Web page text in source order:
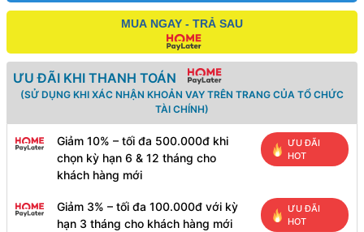
MUA NGAY - TRẢ SAU
ƯU ĐÃI KHI THANH TOÁN
(SỬ DỤNG KHI XÁC NHẬN KHOẢN VAY TRÊN TRANG CỦA TỔ CHỨC
TÀI CHÍNH)
Giảm 10% – tối đa 500.000đ khi
chọn kỳ hạn 6 & 12 tháng cho
khách hàng mới
ƯU ĐÃI
HOT
Giảm 3% – tối đa 100.000đ với kỳ
hạn 3 tháng cho khách hàng mới
ƯU ĐÃI
HOT